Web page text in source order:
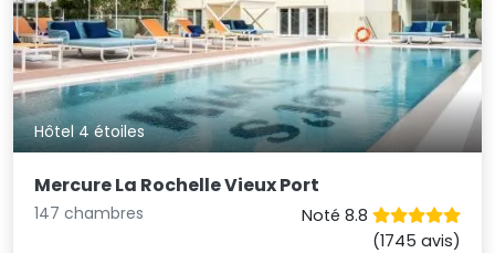
Hôtel 4 étoiles
Mercure La Rochelle Vieux Port
147 chambres
Noté 8.8
(1745 avis)